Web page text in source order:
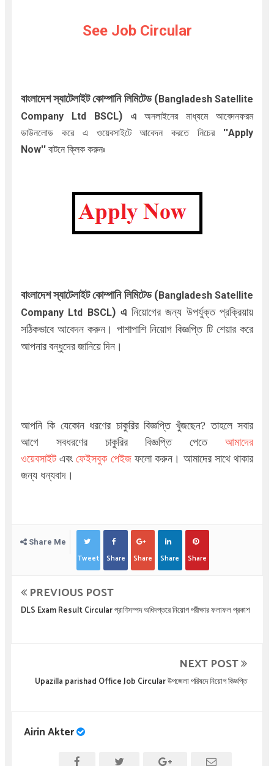
See Job Circular
বাংলাদেশ স্যাটেলাইট কোম্পানি লিমিটেড (Bangladesh Satellite
Company Ltd BSCL) এ
অনলাইনের মাধ্যমে আবেদনফরম
ডাউনলোড করে এ ওয়েবসাইটে আবেদন করতে নিচের''Apply
Now''বাটনে ক্লিক করুনঃ
বাংলাদেশ স্যাটেলাইট কোম্পানি লিমিটেড (Bangladesh Satellite
Company Ltd BSCL) এ নিয়োগের জন্য উপর্যুক্ত প্রক্রিয়ায়
সঠিকভাবে আবেদন করুন। পাশাপাশি নিয়োগ বিজ্ঞপ্তি টি শেয়ার করে
আপনার বন্ধুদের জানিয়ে দিন।
আপনি কি যেকোন ধরণের চাকুরির বিজ্ঞপ্তি খুঁজছেন?তাহলে সবার
আগে সবধরণের চাকুরির বিজ্ঞপ্তি পেতে
আমাদের
ওয়েবসাইট এবংফেইসবুক পেইজফলো করুন। আমাদের সাথে থাকার
জন্য ধন্যবাদ।
Share Me
Tweet Share Share Share Share
PREVIOUS POST
DLS Exam Result Circular প্রাণিসম্পদ অধিদপ্তরে নিয়োগ পরীক্ষার ফলাফল প্রকাশ
NEXT POST
Upazilla parishad Office Job Circular উপজেলা পরিষদে নিয়োগ বিজ্ঞপ্তি
Airin Akter